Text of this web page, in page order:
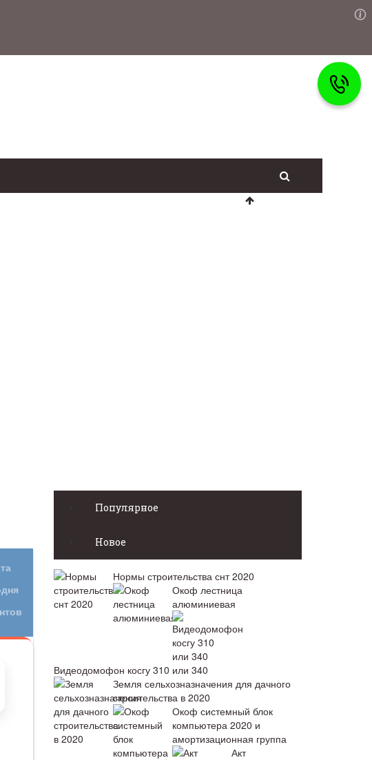
Популярное
Новое
Нормы строительства снт 2020
Окоф лестница
алюминиевая
Видеодомофон косгу 310 или 340
Земля сельхозназначения для дачного
строительства в 2020
Окоф системный блок
компьютера 2020 и
амортизационная группа
Акт